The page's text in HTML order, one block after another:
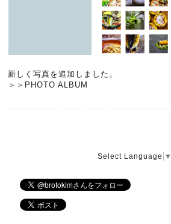
新しく写真を追加しました。
＞＞PHOTO ALBUM
Select Language ▼